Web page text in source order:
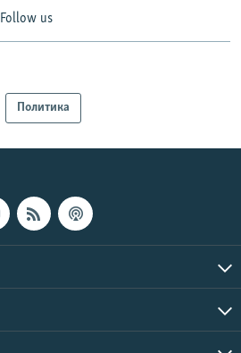
Follow us
Политика